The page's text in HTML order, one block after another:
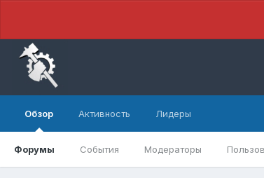
Обзор
Форумы События Модераторы
Активность Лидеры